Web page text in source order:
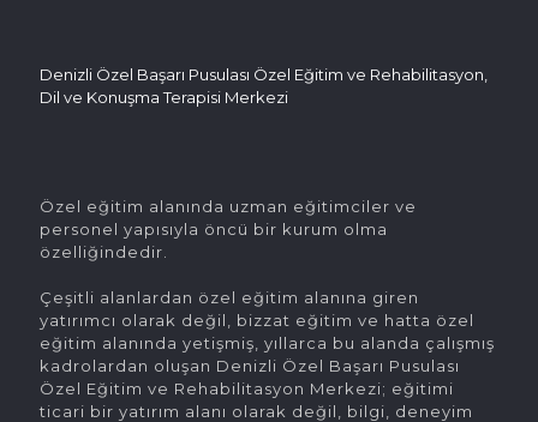
Denizli Özel Başarı Pusulası Özel Eğitim ve Rehabilitasyon,
Dil ve Konuşma Terapisi Merkezi
Özel eğitim alanında uzman eğitimciler ve
personel yapısıyla öncü bir kurum olma
özelliğindedir.
Çeşitli alanlardan özel eğitim alanına giren
yatırımcı olarak değil, bizzat eğitim ve hatta özel
eğitim alanında yetişmiş, yıllarca bu alanda çalışmış
kadrolardan oluşan Denizli Özel Başarı Pusulası
Özel Eğitim ve Rehabilitasyon Merkezi; eğitimi
ticari bir yatırım alanı olarak değil, bilgi, deneyim